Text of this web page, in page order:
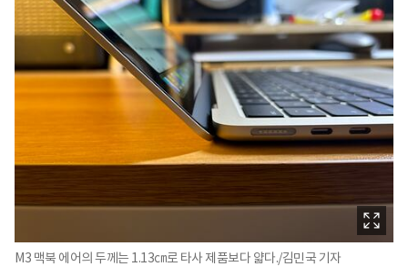
M3 맥북 에어의 두께는 1.13㎝로 타사 제품보다 얇다./김민국 기자